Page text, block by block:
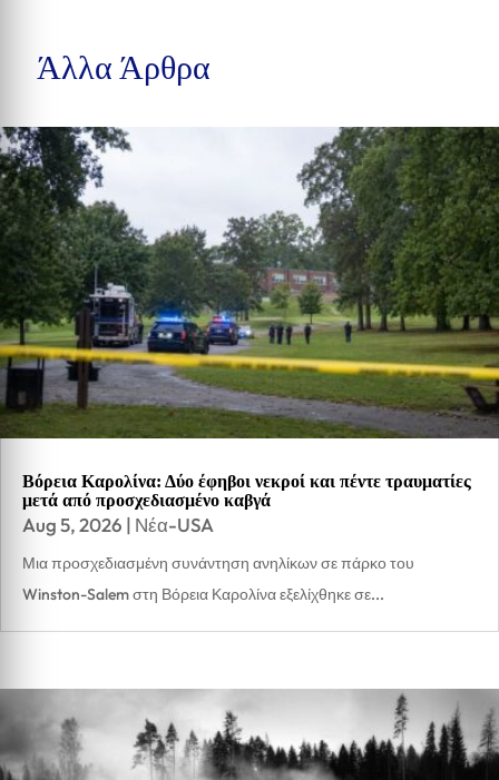
Άλλα Άρθρα
Βόρεια Καρολίνα: Δύο έφηβοι νεκροί και πέντε τραυματίες
μετά από προσχεδιασμένο καβγά
Aug 5, 2026 | Νέα-USA
Μια προσχεδιασμένη συνάντηση ανηλίκων σε πάρκο του
Winston-Salem στη Βόρεια Καρολίνα εξελίχθηκε σε...